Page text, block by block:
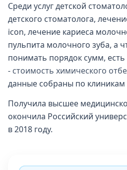
Среди услуг детской
детского стоматолога,
icon, лечение кариеса
пульпита молочного зуба, а
понимать порядок сумм,
- стоимость химического
данные собраны по клиникам
Получила высшее
окончила Российский
в 2018 году.